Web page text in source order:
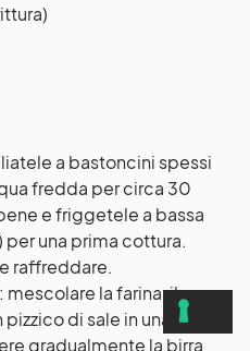
a bastoncini spessi
fredda per circa 30
e friggetele a bassa
una prima cottura.
raffreddare.
: mescolare la farina, il
di sale in una
gradualmente la birra